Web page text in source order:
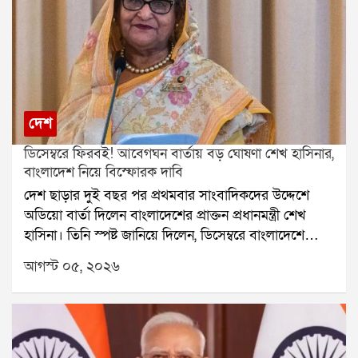
দেশ
ডিসেম্বরে ফিরবই! আবেগঘন বার্তায় বড় ঘোষণা শেখ হাসিনার,
বাংলাদেশ নিয়ে বিস্ফোরক দাবি
দেশ ছাড়ার দুই বছর পর প্রথমবার সাংবাদিকদের উদ্দেশে
অডিয়ো বার্তা দিলেন বাংলাদেশের প্রাক্তন প্রধানমন্ত্রী শেখ
হাসিনা। তিনি স্পষ্ট জানিয়ে দিলেন, ডিসেম্বরে বাংলাদেশে
ফেরার সিদ্ধান্ত নিয়েছেন। তবে ঠিক কোন দিনে ফিরবেন, তা
পরে জানানো হবে বলেও জানান তিনি। বক্তব্য রাখতে গিয়ে
একাধিকবার আবেগপ্রবণ হয়ে পড়েন শেখ হাসিনা।অডিয়ো
বার্তায় শেখ হাসিনা বলেন, বাংলাদেশের সঙ্গে তাঁর সম্পর্ক
নাড়ির টান। গত দুই বছরে দেশের পরিস্থিতি দেখে তিনি
আগস্ট ০৫, ২০২৬